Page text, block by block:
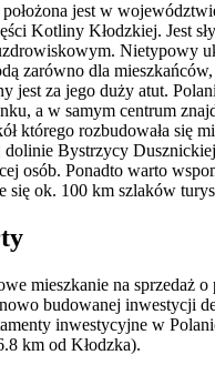
jest w
Kotliny Kłodzkiej. Jest
Nietypowy
zarówno dla
jest za jego duży atut.
a w samym centrum
którego rozbudowała się
Bystrzycy
osób. Ponadto warto
się ok. 100 km szlaków
mieszkanie na sprzedaż o
budowanej inwestycji
inwestycyjne w
km od Kłodzka).